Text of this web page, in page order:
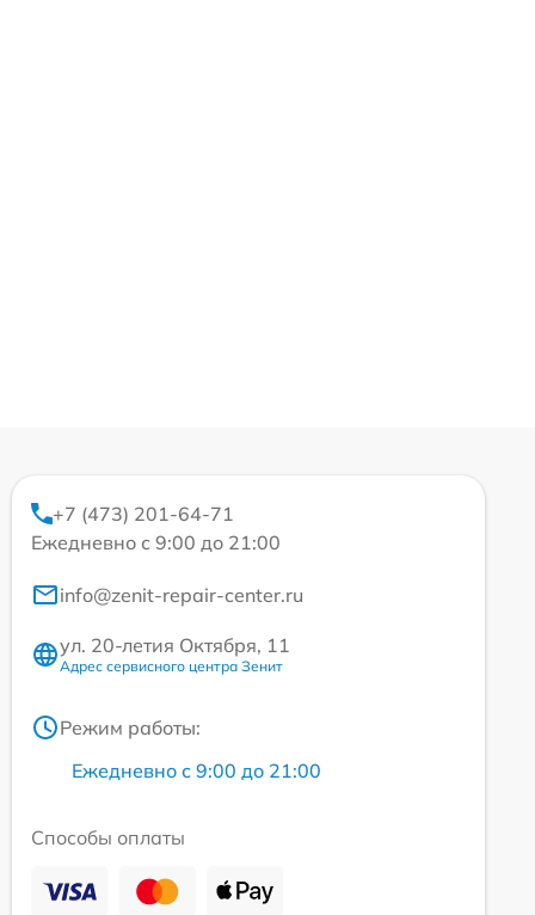
+7 (473) 201-64-71
Ежедневно с 9:00 до 21:00
info@zenit-repair-center.ru
ул. 20-летия Октября, 11
Адрес сервисного центра Зенит
Режим работы:
Ежедневно с 9:00 до 21:00
Способы оплаты